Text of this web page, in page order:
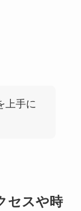
上手に
セスや時